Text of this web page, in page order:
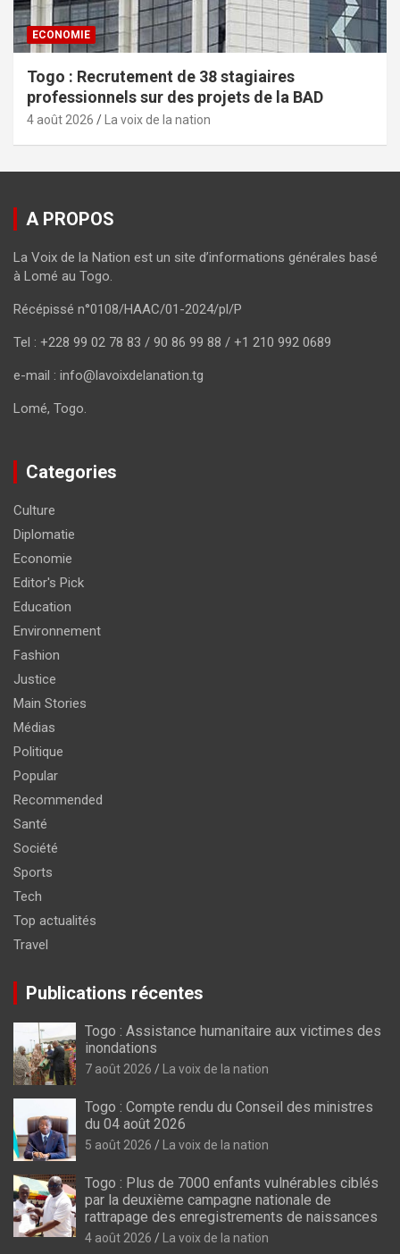
ECONOMIE
Togo : Recrutement de 38 stagiaires
professionnels sur des projets de la BAD
4 août 2026 La voix de la nation
A PROPOS
La Voix de la Nation est un site d’informations générales basé
à Lomé au Togo.
Récépissé n°0108/HAAC/01-2024/pl/P
Tel : +228 99 02 78 83 / 90 86 99 88 / +1 210 992 0689
e-mail : info@lavoixdelanation.tg
Lomé, Togo.
Categories
Culture
Diplomatie
Economie
Editor's Pick
Education
Environnement
Fashion
Justice
Main Stories
Médias
Politique
Popular
Recommended
Santé
Société
Sports
Tech
Top actualités
Travel
Publications récentes
Togo : Assistance humanitaire aux victimes des
inondations
7 août 2026 La voix de la nation
Togo : Compte rendu du Conseil des ministres
du 04 août 2026
5 août 2026 La voix de la nation
Togo : Plus de 7000 enfants vulnérables ciblés
par la deuxième campagne nationale de
rattrapage des enregistrements de naissances
4 août 2026 La voix de la nation